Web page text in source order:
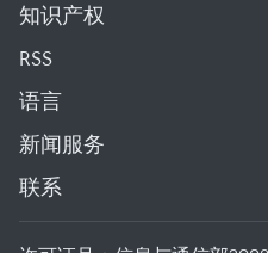
知识产权
RSS
语言
新闻服务
联系